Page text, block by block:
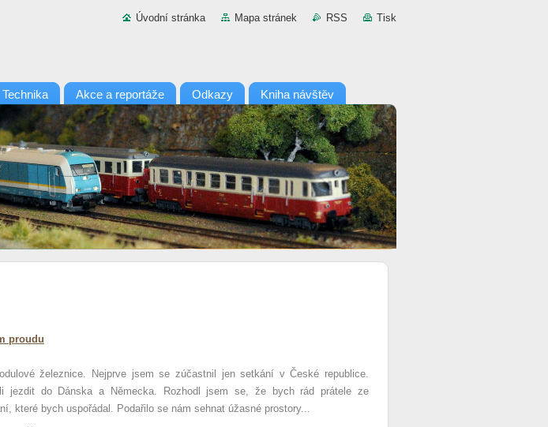
Úvodní stránka Mapa stránek RSS Tisk
Technika Akce a reportáže Odkazy Kniha návštěv
proudu
železnice. Nejprve jsem se zúčastnil jen setkání v České republice.
jezdit do Dánska a Německa. Rozhodl jsem se, že bych rád prátele ze
které bych uspořádal. Podařilo se nám sehnat úžasné prostory...